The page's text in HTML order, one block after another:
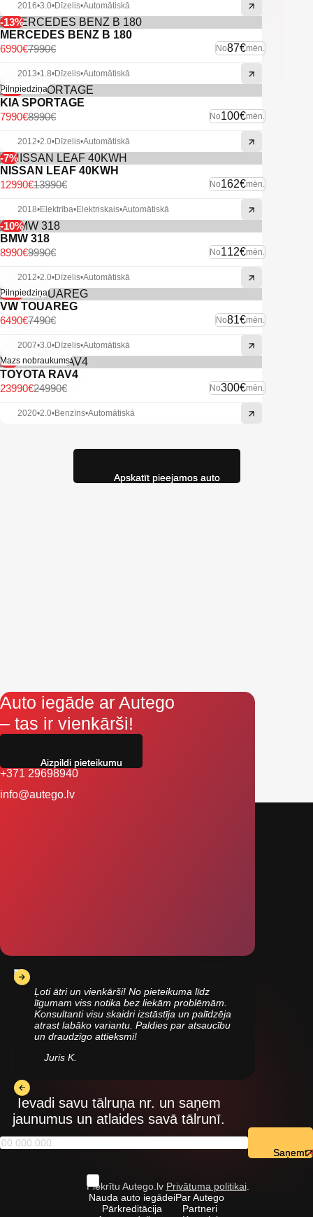
2016•3.0•Dīzelis•Automātiskā
-13%
MERCEDES BENZ B 180
No87€mēn.
7990€
6990€
2013•1.8•Dīzelis•Automātiskā
-11%
Pilnpiedziņa
KIA SPORTAGE
No100€mēn.
8990€
7990€
2012•2.0•Dīzelis•Automātiskā
-7%
NISSAN LEAF 40KWH
No162€mēn.
13990€
12990€
2018•Elektrība•Elektriskais•Automātiskā
-10%
BMW 318
No112€mēn.
9990€
8990€
2012•2.0•Dīzelis•Automātiskā
-13%
Pilnpiedziņa
VW TOUAREG
No81€mēn.
7490€
6490€
2007•3.0•Dīzelis•Automātiskā
-4%
Mazs nobraukums
TOYOTA RAV4
No300€mēn.
24990€
23990€
2020•2.0•Benzīns•Automātiskā
Auto iegāde ar Autego
– tas ir vienkārši!
+371 29698940
info@autego.lv
Ļoti ātri un vienkārši! No pieteikuma līdz
līgumam viss notika bez liekām problēmām.
Konsultanti visu skaidri izstāstīja un palīdzēja
atrast labāko variantu. Paldies par atsaucību
un draudzīgo attieksmi!
Juris K.
Ievadi savu tālruņa nr. un saņem
jaunumus un atlaides savā tālrunī.
Piekrītu Autego.lv Privātuma politikai.
Nauda auto iegādei
Pārkreditācija
Par Autego
Partneri